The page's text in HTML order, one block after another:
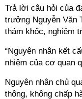
Trả lời câu hỏi của
trưởng Nguyễn Văn
thảm khốc, nghiêm
“Nguyên nhân kết
nhiệm của cơ quan
Nguyên nhân chủ
thông, không chấp